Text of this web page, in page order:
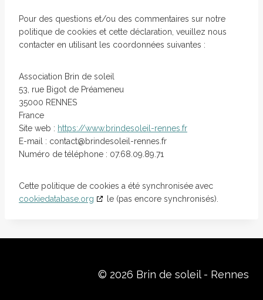
Pour des questions et/ou des commentaires sur notre
politique de cookies et cette déclaration, veuillez nous
contacter en utilisant les coordonnées suivantes :
Association Brin de soleil
53, rue Bigot de Préameneu
35000 RENNES
France
Site web : https://www.brindesoleil-rennes.fr
E-mail : contact@brindesoleil-rennes.fr
Numéro de téléphone : 07.68.09.89.71
Cette politique de cookies a été synchronisée avec
cookiedatabase.org
le (pas encore synchronisés).
© 2026 Brin de soleil - Rennes